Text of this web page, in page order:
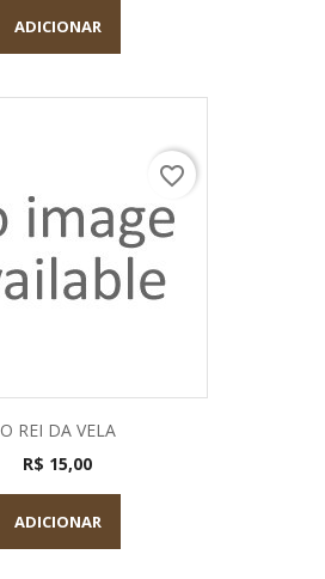
ADICIONAR
O REI DA VELA
R$ 15,00
ADICIONAR
favorite_border